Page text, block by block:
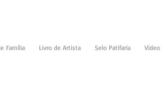
Família Livro de Artista Selo Patifaria Vídeo